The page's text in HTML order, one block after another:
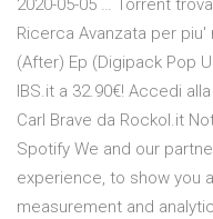
2020-05-05 … Torrent
Ricerca Avanzata per
(After) Ep (Digipack Pop
IBS.it a 32.90€! Accedi
Carl Brave da Rockol.it
Spotify We and our
experience, to show you
measurement and